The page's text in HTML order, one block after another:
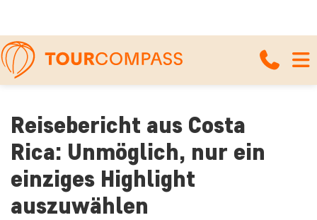
Titelseite Nachrichten & Reiseartikel
Reisebericht aus Costa Rica:
Reisebericht aus Costa
Rica: Unmöglich, nur ein
einziges Highlight
auszuwählen